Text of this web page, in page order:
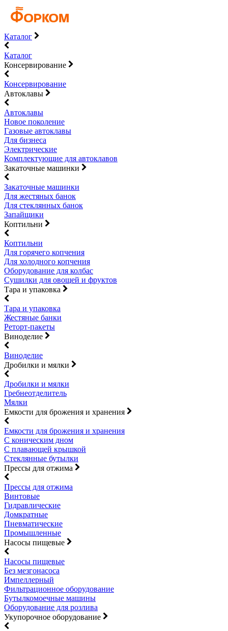
Каталог
Каталог
Консервирование
Консервирование
Автоклавы
Автоклавы
Новое поколение
Газовые автоклавы
Для бизнеса
Электрические
Комплектующие для автоклавов
Закаточные машинки
Закаточные машинки
Для жестяных банок
Для стеклянных банок
Запайщики
Коптильни
Коптильни
Для горячего копчения
Для холодного копчения
Оборудование для колбас
Сушилки для овощей и фруктов
Тара и упаковка
Тара и упаковка
Жестяные банки
Реторт-пакеты
Виноделие
Виноделие
Дробилки и мялки
Дробилки и мялки
Гребнеотделитель
Мялки
Емкости для брожения и хранения
Емкости для брожения и хранения
С коническим дном
С плавающей крышкой
Стеклянные бутылки
Прессы для отжима
Прессы для отжима
Винтовые
Гидравлические
Домкратные
Пневматические
Промышленные
Насосы пищевые
Насосы пищевые
Без мезгонасоса
Импеллерный
Фильтрационное оборудование
Бутылкомоечные машины
Оборудование для розлива
Укупорочное оборудование